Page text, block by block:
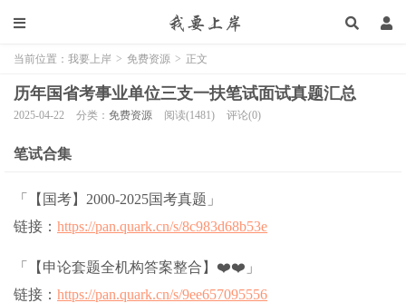
当前位置： 我要上岸 > 免费资源 > 正文
历年国省考事业单位三支一扶笔试面试真题汇总
2025-04-22 分类： 免费资源 阅读(1481) 评论(0)
笔试合集
「【国考】2000-2025国考真题」
链接： https://pan.quark.cn/s/8c983d68b53e
「【申论套题全机构答案整合】❤️❤️」
链接： https://pan.quark.cn/s/9ee657095556